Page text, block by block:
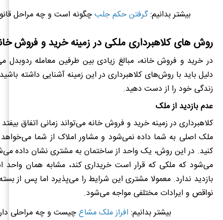
بیشتر بدانیم:گرفتن حکم جلبچگونه است و چه مراحل
روش های کلاهبرداری ملکی در زمینه خرید و فروش
در خرید و فروش خانه، مبالغ زیادی بین طرفین معامله
دلیل باید با روش‌های کلاهبرداری در این زمینه آشنایی داشته
زندگی خود را از دست دهید.
عدم بازدید از ملک
کلاهبرداری در زمینه خرید و فروش خانه می‌تواند زمانی اتفاق بیفتد
ملک اصلی به شما داده نمی‌شود و مشاور املاک از شما می‌خواهد
کنید. در این روش، یک واحد از ساختمان به مشتری نشان داده
می‌شود که ملکی که قرار است خریداری کند، مشابه همان واحد
بازدید ندارد. معمولا مشتری این شرایط را می‌پذیرد اما پس از
نواقص و ایرادات مختلفی مواجه می‌شود.
بیشتر بدانیم: افراز ملک مشاعچیست و چه مراحلی